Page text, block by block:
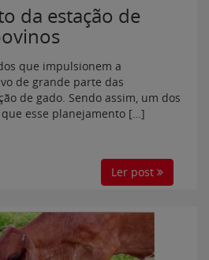
da estação de
que impulsionem a
de grande parte das
de gado. Sendo assim, um dos
esse planejamento […]
Ler post